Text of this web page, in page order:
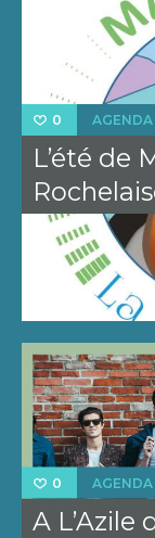
0 AGENDA
L’été de
0 AGENDA
A L’Azile